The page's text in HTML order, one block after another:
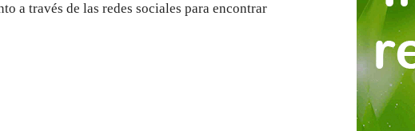
a través de las redes sociales para encontrar